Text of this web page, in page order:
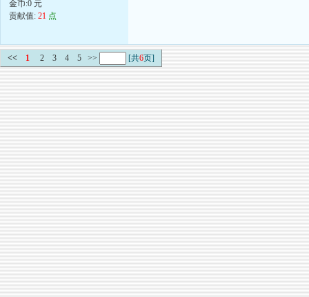
金币:0 元
贡献值: 21 点
<< 1 2 3 4 5 >> [共6页]